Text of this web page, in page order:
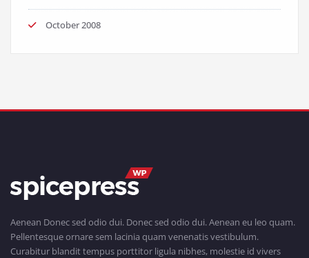
October 2008
Aenean Donec sed odio dui. Donec sed odio dui. Aenean eu leo quam.
Pellentesque ornare sem lacinia quam venenatis vestibulum.
Curabitur blandit tempus porttitor ligula nibhes, molestie id vivers